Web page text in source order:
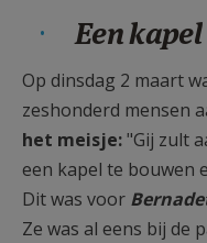
Een
Op dinsdag 2 maart
zeshonderd mensen
het meisje:"Gij zult
een kapel te bouwen
Dit was voor
Ze was al eens bij de